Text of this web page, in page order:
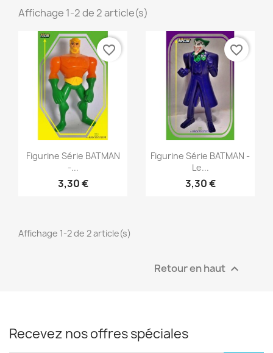
Affichage 1-2 de 2 article(s)
Aperçu rapide
Figurine Série BATMAN
-...
3,30 €
favorite_border
Aperçu rapide
Figurine Série BATMAN -
Le...
3,30 €
favorite_border
Affichage 1-2 de 2 article(s)
Retour en haut 
Recevez nos offres spéciales